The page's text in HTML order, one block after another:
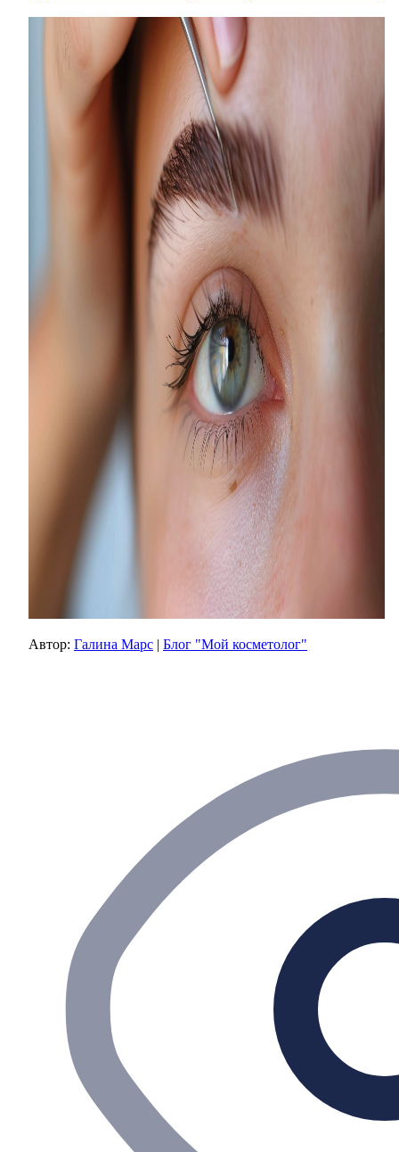
Автор: Галина Марс | Блог "Мой косметолог"